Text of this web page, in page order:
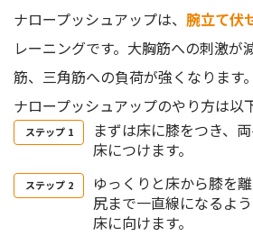
ナロープッシュアップは、 腕立て伏
レーニングです。大胸筋への刺激が
筋、三角筋への負荷が強くなります。
ナロープッシュアップのやり方は以
まずは床に膝をつき、
床につけます。
ゆっくりと床から膝を
尻まで一直線になるよ
床に向けます。